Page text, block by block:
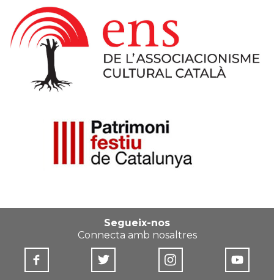
Segueix-nos
Connecta amb nosaltres